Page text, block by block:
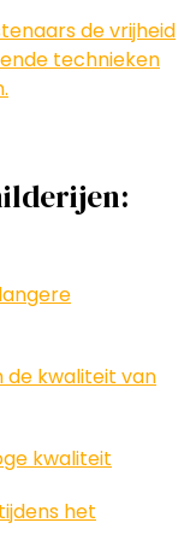
de vrijheid
technieken
de kwaliteit van
kwaliteit
het